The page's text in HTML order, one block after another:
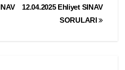
12.04.2025 Ehliyet SINAV
SORULARI